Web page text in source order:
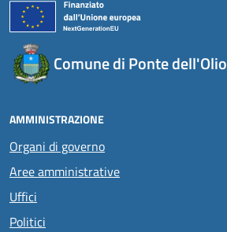
Comune di Ponte dell'Olio
AMMINISTRAZIONE
Organi di governo
Aree amministrative
Uffici
Politici